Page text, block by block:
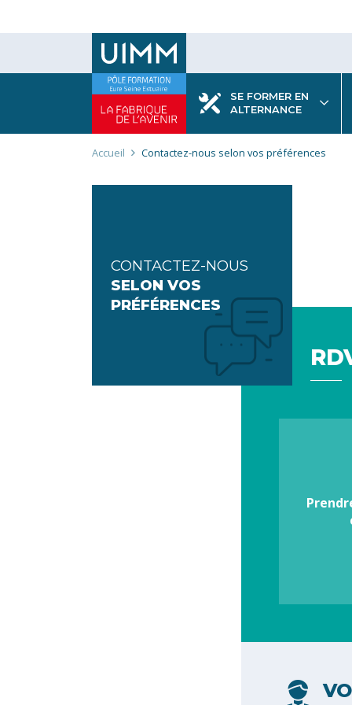
SE FORMER EN
ALTERNANCE
Fil
d'Ariane
Accueil Contactez-nous selon vos préférences
CONTACTEZ-NOUS
SELON VOS
PRÉFÉRENCES